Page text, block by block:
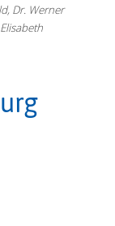
Dr. Werner